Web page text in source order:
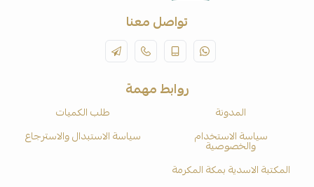
تواصل معنا
روابط مهمة
المدونة
طلب الكميات
سياسة الاستخدام
والخصوصية
سياسة الاستبدال والاسترجاع
المكتبة الاسدية بمكة المكرمة